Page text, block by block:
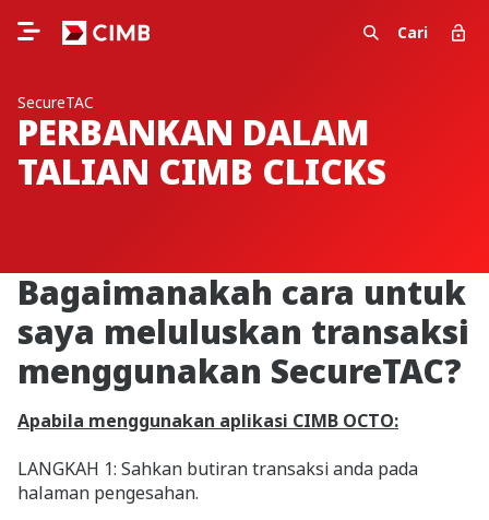
Cari
SecureTAC
PERBANKAN DALAM
TALIAN CIMB CLICKS
Bagaimanakah cara untuk
saya meluluskan transaksi
menggunakan SecureTAC?
Apabila menggunakan aplikasi CIMB OCTO:
LANGKAH 1: Sahkan butiran transaksi anda pada
halaman pengesahan.